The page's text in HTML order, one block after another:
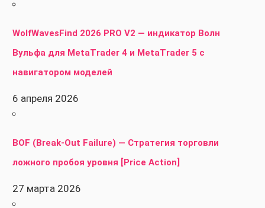
WolfWavesFind 2026 PRO V2 — индикатор Волн
Вульфа для MetaTrader 4 и MetaTrader 5 с
навигатором моделей
6 апреля 2026
BOF (Break-Out Failure) — Стратегия торговли
ложного пробоя уровня [Price Action]
27 марта 2026